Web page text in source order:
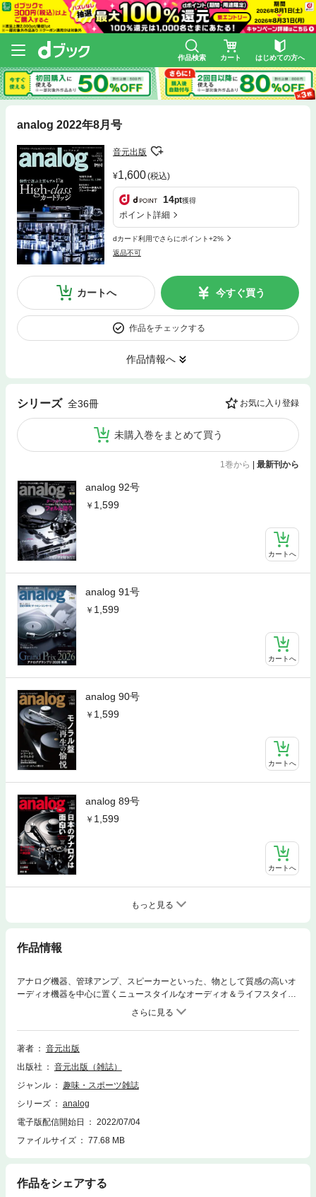
作品検索 カート はじめての方へ
analog 2022年8月号
音元出版
1,600(税込)
14pt獲得
ポイント詳細
dカード利用でさらにポイント+2%
返品不可
カートへ 今すぐ買う
作品をチェックする
作品情報へ
シリーズ 全36冊 お気に入り登録
未購入巻をまとめて買う
1巻から 最新刊から
analog 92号
1,599
カートへ
analog 91号
1,599
カートへ
analog 90号
1,599
カートへ
analog 89号
1,599
カートへ
もっと見る
作品情報
アナログ機器、管球アンプ、スピーカーといった、物として質感の高いオ
ーディオ機器を中心に置くニュースタイルなオーディオ＆ライフスタイル
誌。あわせて通底する趣味の世界、カメラ、時計、楽器、酒などの奥深さ
もご案内する、“よりよい音楽を聴く、よりよい時間を楽しむ”を基本コン
セプトにおきます。単に復古、レトロではなく、未来につながるアナログ
感覚や、わかりやすさを追求する雑誌です。
著者
音元出版
出版社
音元出版（雑誌）
ジャンル
趣味・スポーツ雑誌
シリーズ
analog
電子版配信開始日
2022/07/04
ファイルサイズ
77.68 MB
作品をシェアする